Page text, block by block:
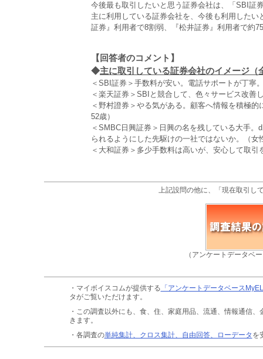
今後最も取引したいと思う証券会社は、「SBI証
主に利用している証券会社を、今後も利用した
証券』利用者で8割弱、『松井証券』利用者で約
【回答者のコメント】
◆主に取引している証券会社のイメージ（
＜SBI証券＞手数料が安い。電話サポートが丁寧
＜楽天証券＞SBIと競合して、色々サービス改善
＜野村證券＞やる気がある。顧客へ情報を積極
52歳）
＜SMBC日興証券＞日興の名を残している大手
られるようにした先駆けの一社ではないか。（女
＜大和証券＞多少手数料は高いが、安心して取
上記設問の他に、「現在取引し
（アンケートデータベ
・マイボイスコムが提供する 「アンケートデータベース
タがご覧いただけます。
・この調査以外にも、食、住、家庭用品、流通、情報通信、
きます。
・各調査の単純集計、クロス集計、自由回答、ローデータ を